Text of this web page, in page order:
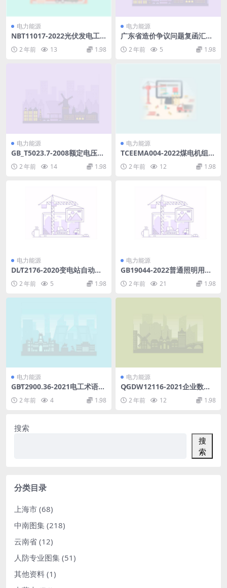
电力能源
NBT11017-2022光伏发电工
程工程量清单计价规范.pdf
2 年前 13 1.98
电力能源
广东省造价争议问题复函汇编
2 年前 5 1.98
电力能源
GB_T5023.7-2008额定电压45
0_470V以下聚氯乙烯绝缘电缆
二芯或多芯屏蔽和非屏蔽软电
2 年前 14 1.98
电力能源
TCEEMA004-2022煤电机组辅
机及系统节能供热和灵活性改
造技术导则(4.84MB)pdf
2 年前 12 1.98
电力能源
DL∕T2176-2020变电站自动化
94MB)pdf
2 年前 5 1.98
电力能源
GB19044-2022普通照明用荧
94MB)pdf
2 年前 21 1.98
电力能源
GB∕T2900.36-2021电工术语电
2 年前 4 1.98
电力能源
Q∕GDW12116-2021企业数据
盘点技术规范(5.82MB)pdf
2 年前 12 1.98
搜索
搜
索
分类目录
上海市 (68)
中南图集 (218)
云南省 (12)
人防专业图集 (51)
其他资料 (1)